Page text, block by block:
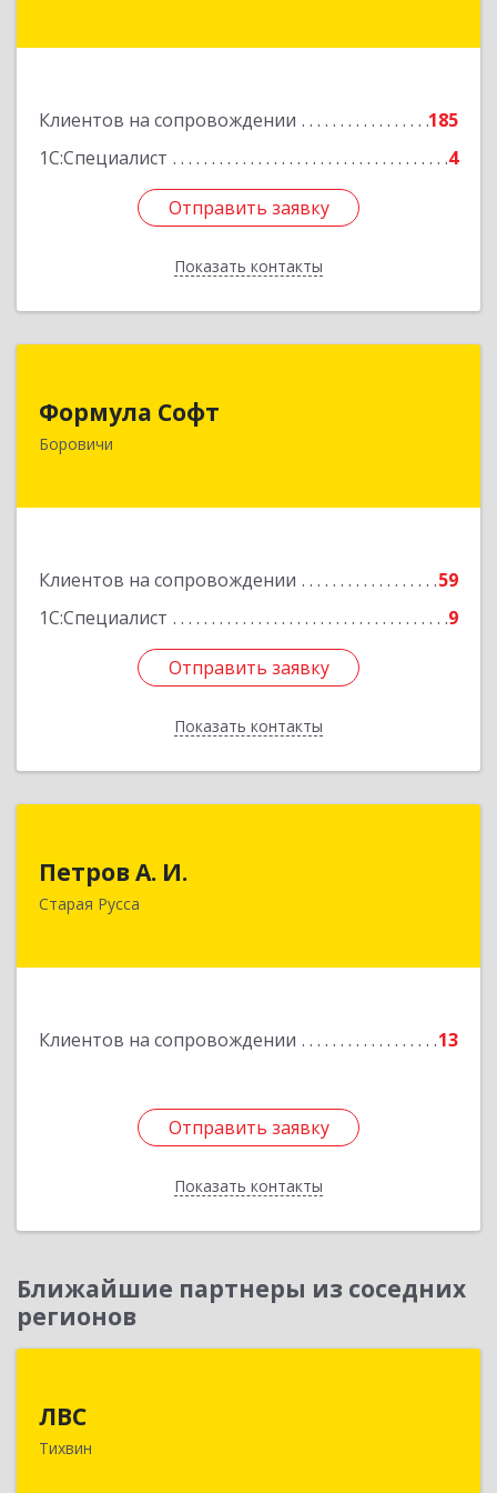
Клиентов на сопровождении
185
1С:Специалист
4
Отправить заявку
Показать контакты
Подробнее
Отправить заявку
Назад
Формула Софт
Боровичи
Клиентов на сопровождении
59
1С:Специалист
9
Отправить заявку
Показать контакты
174411, Новгородская обл, Боровичский р-н,
Боровичи г, Международная ул, дом № 6
Подробнее
Отправить заявку
Назад
Петров А. И.
Старая Русса
Клиентов на сопровождении 13
Отправить заявку
Показать контакты
Отправить заявку
Назад
Ближайшие партнеры из соседних
регионов
ЛВС
Тихвин